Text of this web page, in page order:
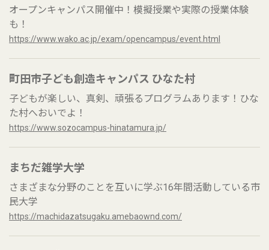
オープンキャンパス開催中！模擬授業や実際の授業体験
も！
https://www.wako.ac.jp/exam/opencampus/event.html
町田市子ども創造キャンパス ひなた村
子どもが楽しい、真剣、頑張るプログラムあります！ひな
た村へおいでよ！
https://www.sozocampus-hinatamura.jp/
まちだ雑学大学
さまざまな分野のことを互いに学ぶ16年間活動している市
民大学
https://machidazatsugaku.amebaownd.com/